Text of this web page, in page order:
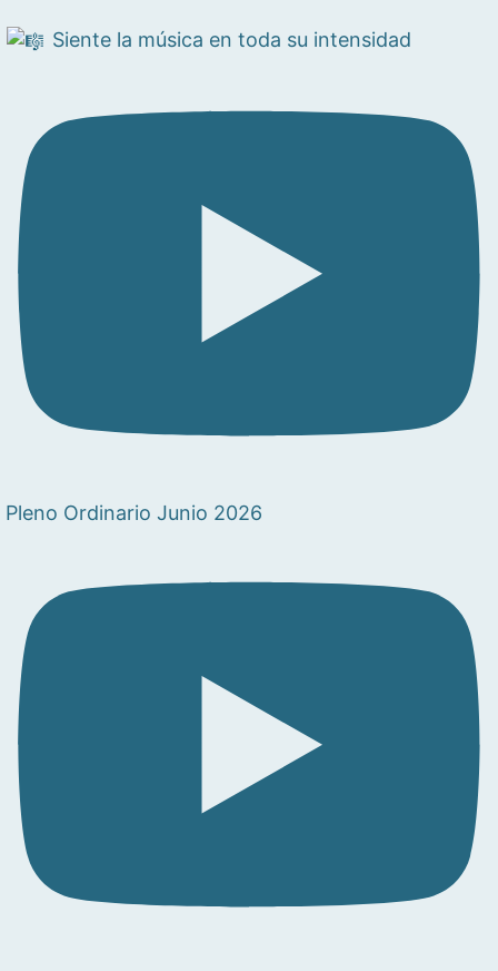
Siente la música en toda su intensidad
Pleno Ordinario Junio 2026